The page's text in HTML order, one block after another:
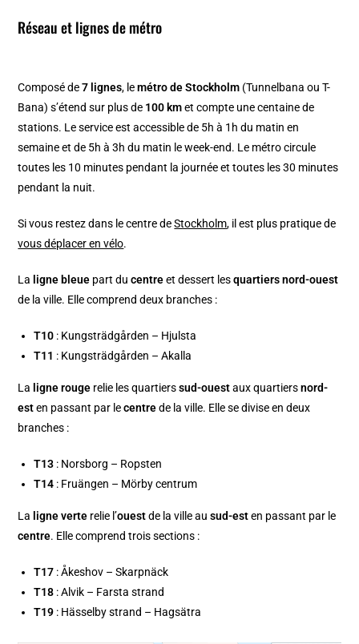
Réseau et lignes de métro
Composé de7 lignes, lemétro de Stockholm (Tunnelbana ou T-
Bana) s’étend sur plus de 100 kmet compte une centaine de
stations. Le service est accessible de 5h à 1h du matin en
semaine et de 5h à 3h du matin le week-end. Le métro circule
toutes les 10 minutes pendant la journée et toutes les 30 minutes
pendant la nuit.
Si vous restez dans le centre deStockholm, il est plus pratique de
vous déplacer en vélo.
La ligne bleue part ducentreet dessert lesquartiers nord-ouest
de la ville. Elle comprend deux branches :
T10 : Kungsträdgården – Hjulsta
T11 : Kungsträdgården – Akalla
La ligne rouge relie les quartierssud-ouestaux quartiersnord-
esten passant par lecentrede la ville. Elle se divise en deux
branches :
T13 : Norsborg – Ropsten
T14 : Fruängen – Mörby centrum
La ligne verte relie l’ouestde la ville ausud-esten passant par le
centre. Elle comprend trois sections :
T17 : Åkeshov – Skarpnäck
T18 : Alvik – Farsta strand
T19 : Hässelby strand – Hagsätra